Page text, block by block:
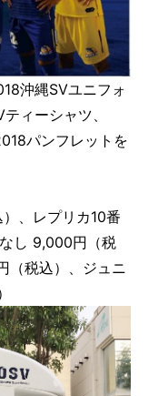
沖縄SVユニフォ
ィーシャツ、
パンフレットを
、レプリカ10番
し 9,000円（税
（税込）、ジュニ